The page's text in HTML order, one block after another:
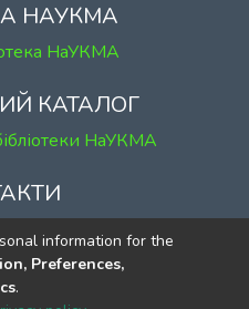
НАУКМА
НаУКМА
КАТАЛОГ
НаУКМА
Сковороди, 2
120
69-31
information for the
Preferences,
.